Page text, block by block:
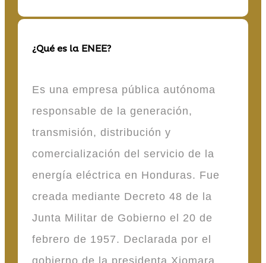
¿Qué es la ENEE?
Es una empresa pública autónoma
responsable de la generación,
transmisión, distribución y
comercialización del servicio de la
energía eléctrica en Honduras. Fue
creada mediante Decreto 48 de la
Junta Militar de Gobierno el 20 de
febrero de 1957. Declarada por el